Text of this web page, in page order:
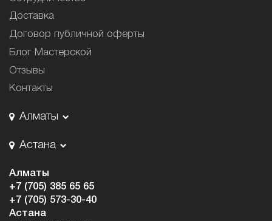
Доставка
Договор публичной оферты
Блог Мастерской
Отзывы
Контакты
Алматы
Астана
Алматы
+7 (705) 385 65 65
+7 (705) 573-30-40
Астана